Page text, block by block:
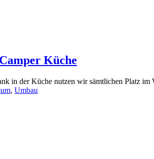
Küche
in der Küche nutzen wir sämtlichen Platz
, Umbau